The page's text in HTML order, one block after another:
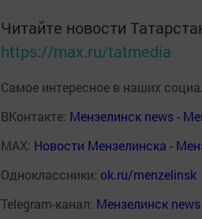
Читайте новости
https://max.ru/tatmedia
Самое интересное в наших
ВКонтакте: Мензелинск news -
MAX: Новости Мензелинска -
Одноклассники: ok.ru/menzelinsk
Telegram-канал: Мензелинск